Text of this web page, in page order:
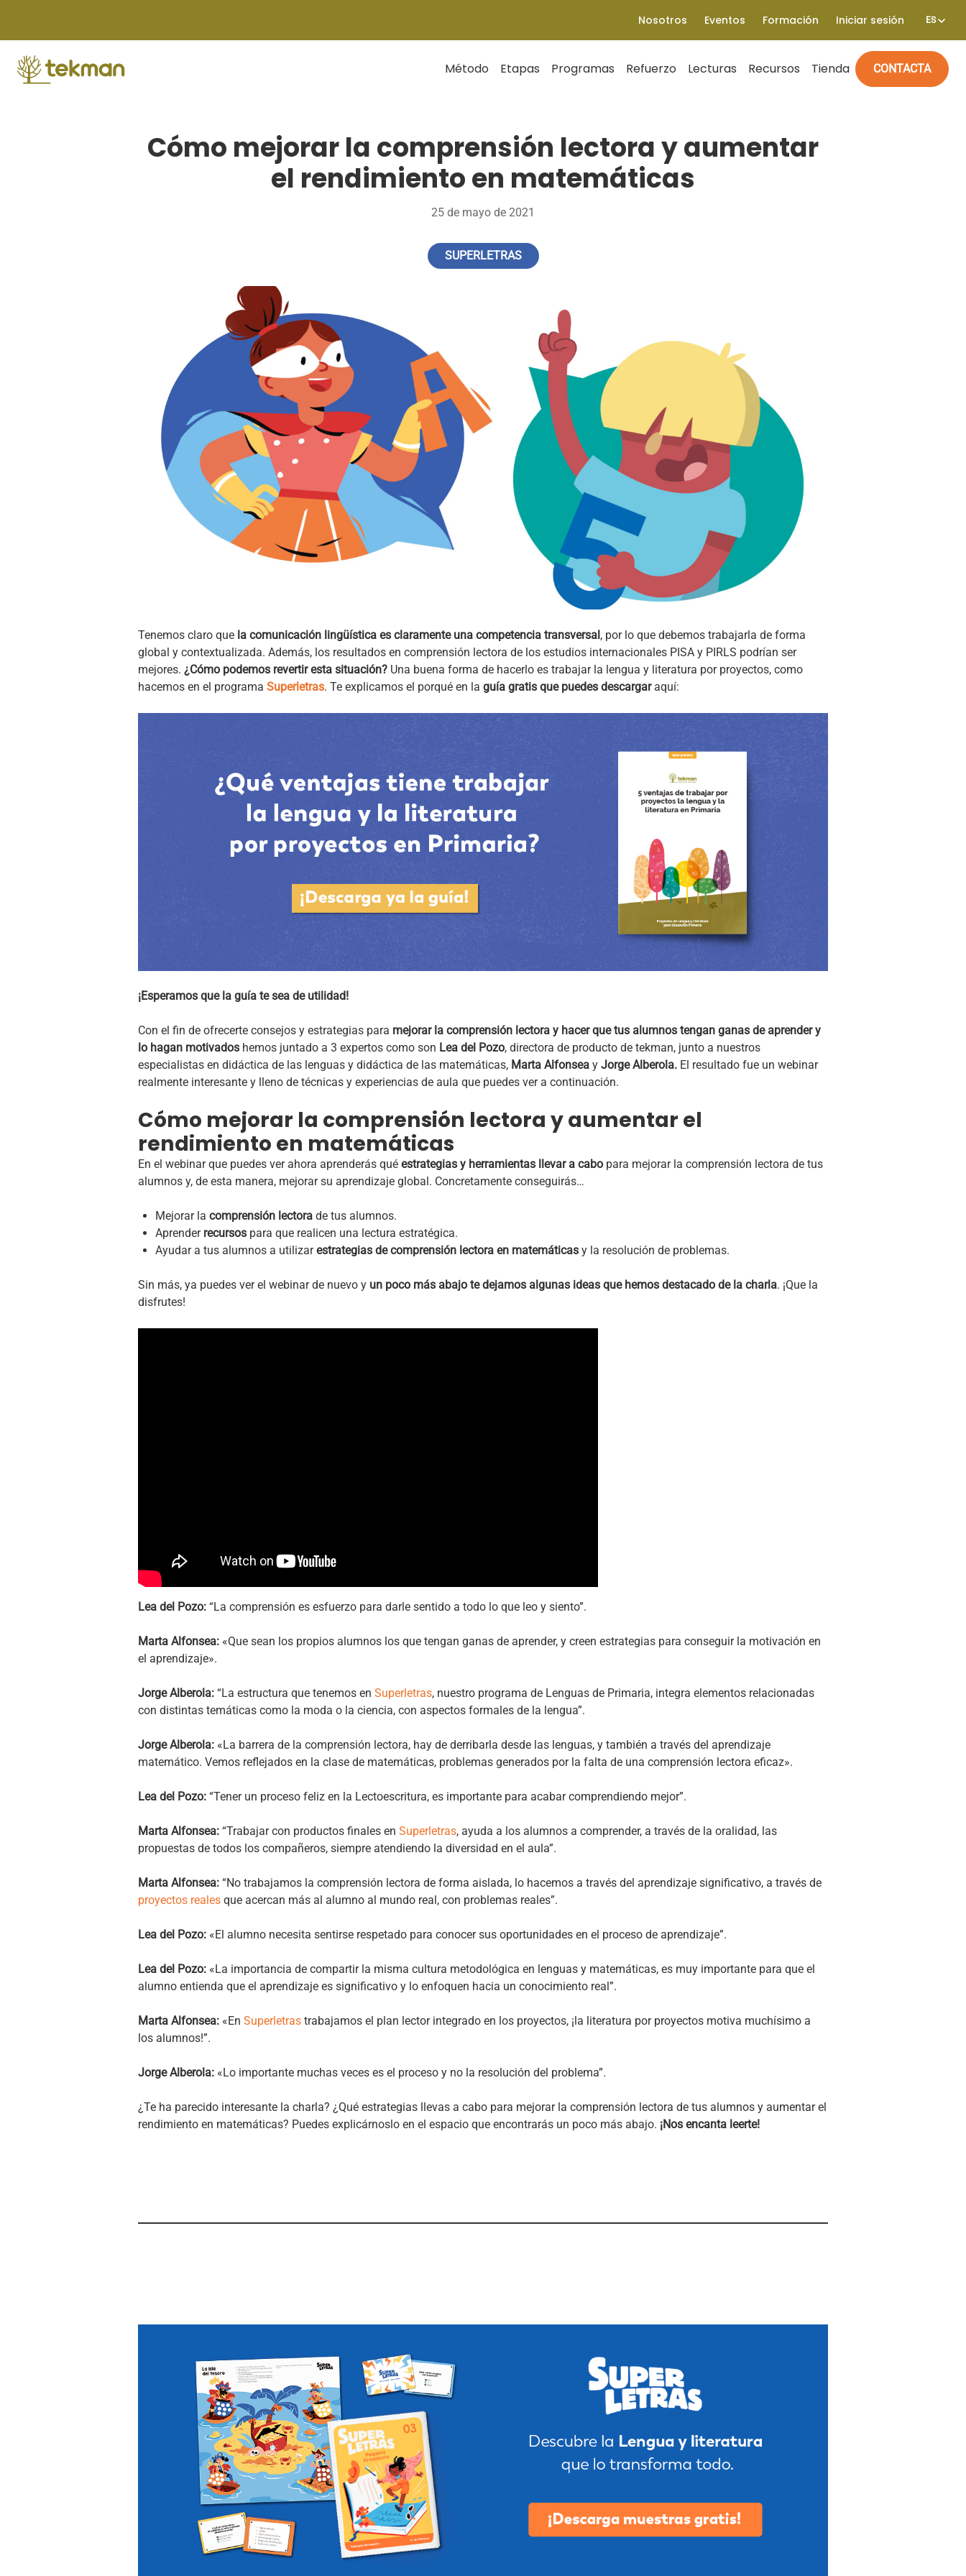
content
Nosotros Eventos Formación Iniciar sesión ES
Método Etapas Programas Refuerzo Lecturas Recursos Tienda CONTACTA
Cómo mejorar la comprensión lectora y aumentar
el rendimiento en matemáticas
25 de mayo de 2021
SUPERLETRAS
Tenemos claro que la comunicación lingüística es claramente una competencia transversal, por lo que debemos trabajarla de forma
global y contextualizada. Además, los resultados en comprensión lectora de los estudios internacionales PISA y PIRLS podrían ser
mejores. ¿Cómo podemos revertir esta situación? Una buena forma de hacerlo es trabajar la lengua y literatura por proyectos, como
hacemos en el programa Superletras. Te explicamos el porqué en la guía gratis que puedes descargar aquí:
¡Esperamos que la guía te sea de utilidad!
Con el fin de ofrecerte consejos y estrategias para mejorar la comprensión lectora y hacer que tus alumnos tengan ganas de aprender y
lo hagan motivados hemos juntado a 3 expertos como son Lea del Pozo, directora de producto de tekman, junto a nuestros
especialistas en didáctica de las lenguas y didáctica de las matemáticas, Marta Alfonsea y Jorge Alberola. El resultado fue un webinar
realmente interesante y lleno de técnicas y experiencias de aula que puedes ver a continuación.
Cómo mejorar la comprensión lectora y aumentar el
rendimiento en matemáticas
En el webinar que puedes ver ahora aprenderás qué estrategias y herramientas llevar a cabo para mejorar la comprensión lectora de tus
alumnos y, de esta manera, mejorar su aprendizaje global. Concretamente conseguirás…
Mejorar la comprensión lectora de tus alumnos.
Aprender recursos para que realicen una lectura estratégica.
Ayudar a tus alumnos a utilizarestrategias de comprensión lectora en matemáticas y la resolución de problemas.
Sin más, ya puedes ver el webinar de nuevo y un poco más abajo te dejamos algunas ideas que hemos destacado de la charla. ¡Que la
disfrutes!
Lea del Pozo: “La comprensión es esfuerzo para darle sentido a todo lo que leo y siento”.
Marta Alfonsea: «Que sean los propios alumnos los que tengan ganas de aprender, y creen estrategias para conseguir la motivación en
el aprendizaje».
Jorge Alberola: “La estructura que tenemos en Superletras, nuestro programa de Lenguas de Primaria, integra elementos relacionadas
con distintas temáticas como la moda o la ciencia, con aspectos formales de la lengua”.
Jorge Alberola: «La barrera de la comprensión lectora, hay de derribarla desde las lenguas, y también a través del aprendizaje
matemático. Vemos reflejados en la clase de matemáticas, problemas generados por la falta de una comprensión lectora eficaz».
Lea del Pozo: “Tener un proceso feliz en la Lectoescritura, es importante para acabar comprendiendo mejor”.
Marta Alfonsea: “Trabajar con productos finales en Superletras, ayuda a los alumnos a comprender, a través de la oralidad, las
propuestas de todos los compañeros, siempre atendiendo la diversidad en el aula”.
Marta Alfonsea: “No trabajamos la comprensión lectora de forma aislada, lo hacemos a través del aprendizaje significativo, a través de
proyectos reales que acercan más al alumno al mundo real, con problemas reales”.
Lea del Pozo: «El alumno necesita sentirse respetado para conocer sus oportunidades en el proceso de aprendizaje”.
Lea del Pozo: «La importancia de compartir la misma cultura metodológica en lenguas y matemáticas, es muy importante para que el
alumno entienda que el aprendizaje es significativo y lo enfoquen hacia un conocimiento real”.
Marta Alfonsea: «En Superletras trabajamos el plan lector integrado en los proyectos, ¡la literatura por proyectos motiva muchísimo a
los alumnos!”.
Jorge Alberola: «Lo importante muchas veces es el proceso y no la resolución del problema”.
¿Te ha parecido interesante la charla? ¿Qué estrategias llevas a cabo para mejorar la comprensión lectora de tus alumnos y aumentar el
rendimiento en matemáticas? Puedes explicárnoslo en el espacio que encontrarás un poco más abajo. ¡Nos encanta leerte!